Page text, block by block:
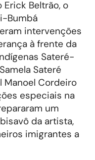
Beltrão, o
Bumbá
intervenções
à frente da
Sateré-
Sateré
Manoel Cordeiro
especiais na
um
da artista,
imigrantes a